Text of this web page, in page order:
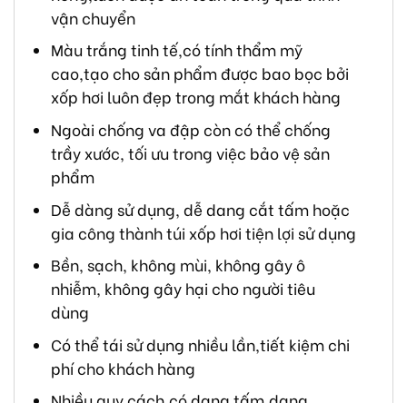
vận chuyển
Màu trắng tinh tế,có tính thẩm mỹ
cao,tạo cho sản phẩm được bao bọc bởi
xốp hơi luôn đẹp trong mắt khách hàng
Ngoài chống va đập còn có thể chống
trầy xước, tối ưu trong việc bảo vệ sản
phẩm
Dễ dàng sử dụng, dễ dang cắt tấm hoặc
gia công thành túi xốp hơi tiện lợi sử dụng
Bền, sạch, không mùi, không gây ô
nhiễm, không gây hại cho người tiêu
dùng
Có thể tái sử dụng nhiều lần,tiết kiệm chi
phí cho khách hàng